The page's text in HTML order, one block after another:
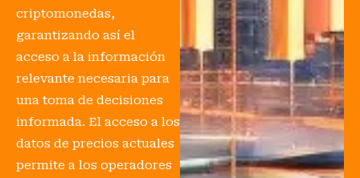
criptomonedas,
garantizando así el
acceso a la información
relevante necesaria para
una toma de decisiones
informada. El acceso a los
datos de precios actuales
permite a los operadores